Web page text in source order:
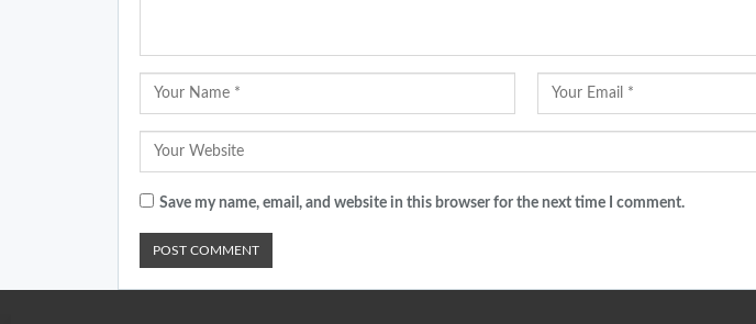
Save my name, email, and website in this browser for the next time I comment.